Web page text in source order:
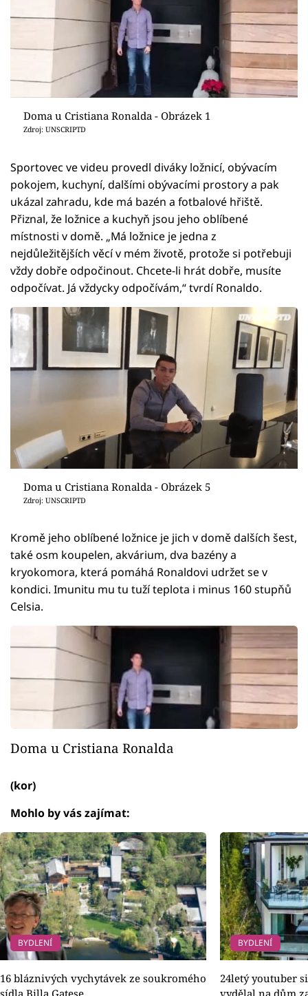
Doma u Cristiana Ronalda - Obrázek 1
Zdroj: UNSCRIPTD
Sportovec ve videu provedl diváky ložnicí, obývacím
pokojem, kuchyní, dalšími obývacími prostory a pak
ukázal zahradu, kde má bazén a fotbalové hřiště.
Přiznal, že ložnice a kuchyň jsou jeho oblíbené
místnosti v domě. „Má ložnice je jedna z
nejdůležitějších věcí v mém životě, protože si potřebuji
vždy dobře odpočinout. Chcete-li hrát dobře, musíte
odpočívat. Já vždycky odpočívám,“ tvrdí Ronaldo.
Doma u Cristiana Ronalda - Obrázek 5
Zdroj: UNSCRIPTD
Kromě jeho oblíbené ložnice je jich v domě dalších šest,
také osm koupelen, akvárium, dva bazény a
kryokomora, která pomáhá Ronaldovi udržet se v
kondici. Imunitu mu tu tuží teplota i minus 160 stupňů
Celsia.
Doma u Cristiana Ronalda
(kor)
Mohlo by vás zajímat:
BYDLENÍ
16 bláznivých vychytávek ze soukromého
BYDLENÍ
24letý youtuber